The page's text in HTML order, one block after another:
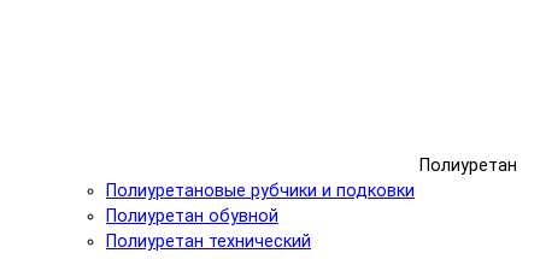
Полиуретан
Полиуретановые рубчики и подковки
Полиуретан обувной
Полиуретан технический